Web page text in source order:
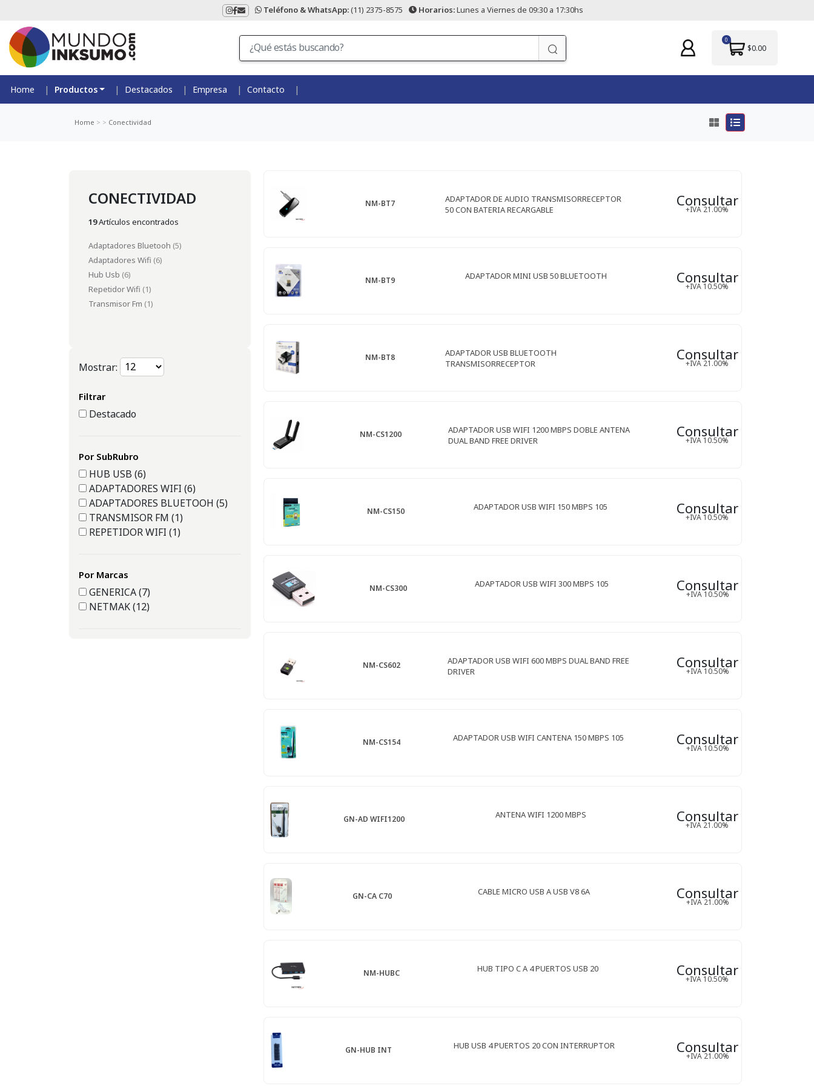
Teléfono & WhatsApp:(11) 2375-8575 Horarios:Lunes a Viernes de 09:30 a 17:30hs
0
$0.00
Home Productos Destacados Empresa Contacto
Home > > Conectividad
CONECTIVIDAD
19Artículos encontrados
Adaptadores Bluetooh (5)
Adaptadores Wifi (6)
Hub Usb (6)
Repetidor Wifi (1)
Transmisor Fm (1)
Mostrar:
Filtrar
Destacado
Por SubRubro
HUB USB (6)
ADAPTADORES WIFI (6)
ADAPTADORES BLUETOOH (5)
TRANSMISOR FM (1)
REPETIDOR WIFI (1)
Por Marcas
GENERICA (7)
NETMAK (12)
NM-BT7
ADAPTADOR DE AUDIO TRANSMISORRECEPTOR
50 CON BATERIA RECARGABLE
Consultar
+IVA 21.00%
NM-BT9 ADAPTADOR MINI USB 50 BLUETOOTH Consultar
+IVA 10.50%
NM-BT8
ADAPTADOR USB BLUETOOTH
TRANSMISORRECEPTOR
Consultar
+IVA 21.00%
NM-CS1200
ADAPTADOR USB WIFI 1200 MBPS DOBLE ANTENA
DUAL BAND FREE DRIVER
Consultar
+IVA 10.50%
NM-CS150 ADAPTADOR USB WIFI 150 MBPS 105 Consultar
+IVA 10.50%
NM-CS300 ADAPTADOR USB WIFI 300 MBPS 105 Consultar
+IVA 10.50%
NM-CS602
ADAPTADOR USB WIFI 600 MBPS DUAL BAND FREE
DRIVER
Consultar
+IVA 10.50%
NM-CS154 ADAPTADOR USB WIFI CANTENA 150 MBPS 105 Consultar
+IVA 10.50%
GN-AD WIFI1200 ANTENA WIFI 1200 MBPS Consultar
+IVA 21.00%
GN-CA C70 CABLE MICRO USB A USB V8 6A Consultar
+IVA 21.00%
NM-HUBC HUB TIPO C A 4 PUERTOS USB 20 Consultar
+IVA 10.50%
GN-HUB INT HUB USB 4 PUERTOS 20 CON INTERRUPTOR Consultar
+IVA 21.00%